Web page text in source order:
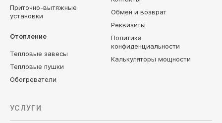
Приточно-вытяжные
установки
Отопление
Тепловые завесы
Тепловые пушки
Обогреватели
Обмен и возврат
Реквизиты
Политика
конфиденциальности
Калькуляторы мощности
УСЛУГИ